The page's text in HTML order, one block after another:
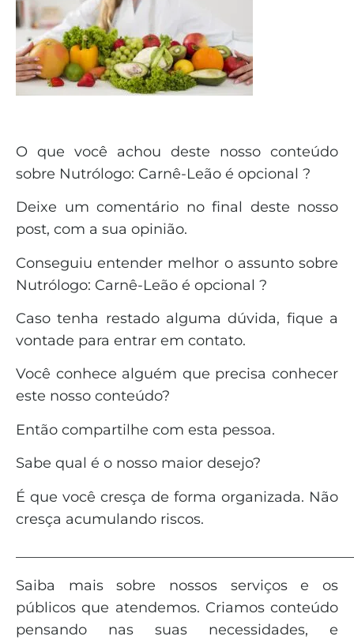
O que você achou deste nosso conteúdo
sobre Nutrólogo: Carnê-Leão é opcional ?
Deixe um comentário no final deste nosso
post, com a sua opinião.
Conseguiu entender melhor o assunto sobre
Nutrólogo: Carnê-Leão é opcional ?
Caso tenha restado alguma dúvida, fique a
vontade para entrar em contato.
Você conhece alguém que precisa conhecer
este nosso conteúdo?
Então compartilhe com esta pessoa.
Sabe qual é o nosso maior desejo?
É que você cresça de forma organizada. Não
cresça acumulando riscos.
Saiba mais sobre nossos serviços e os
públicos que atendemos. Criamos conteúdo
pensando nas suas necessidades, e